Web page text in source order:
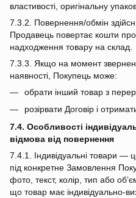
властивості, оригінальну
7.3.2. Повернення/обмін
Продавець повертає кошти
надходження товару на склад.
7.3.3. Якщо на момент
наявності, Покупець може:
обрати інший товар з
розірвати Договір і
7.4. Особливості
відмова від повернення
7.4.1. Індивідуальні товари —
під конкретне Замовлення
фото, текст, колір, тип або
що товар має